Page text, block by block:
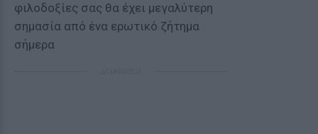
φιλοδοξίες σας θα έχει μεγαλύτερη
σημασία από ένα ερωτικό ζήτημα
σήμερα